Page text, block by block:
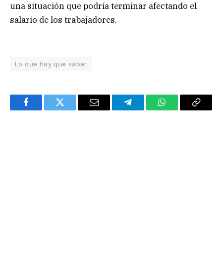
una situación que podría terminar afectando el
salario de los trabajadores.
Lo que hay que saber
FacebookTwitter Email TelegramWhatsAppCopy